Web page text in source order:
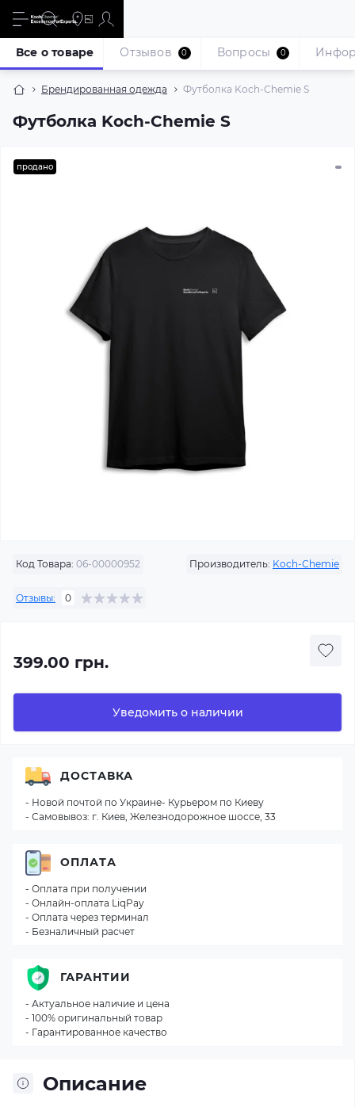
Брендированная одежда Футболка Koch-Chemie S
Футболка Koch-Chemie S
Все о товаре Отзывов 0 Вопросы 0
продано
Код Товара: 06-00000952 Производитель: Koch-Chemie
Отзывы: 0
399.00 грн.
Уведомить о наличии
Описание
ДОСТАВКА
- Новой почтой по Украине- Курьером по Киеву
- Самовывоз: г. Киев, Железнодорожное шоссе, 33
ОПЛАТА
- Оплата при получении
- Онлайн-оплата LiqPay
- Оплата через терминал
- Безналичный расчет
ГАРАНТИИ
- Актуальное наличие и цена
- 100% оригинальный товар
- Гарантированное качество